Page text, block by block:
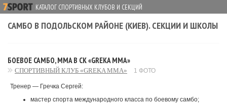
КАТАЛОГ СПОРТИВНЫХ КЛУБОВ И СЕКЦИЙ
САМБО В ПОДОЛЬСКОМ РАЙОНЕ (КИЕВ). СЕКЦИИ И ШКОЛЫ
БОЕВОЕ САМБО, MMA В СК «GREKA MMA»
СПОРТИВНЫЙ КЛУБ «GREKA MMA» 1 ФОТО
Тренер — Гречка Сергей:
мастер спорта международного класса по боевому самбо;